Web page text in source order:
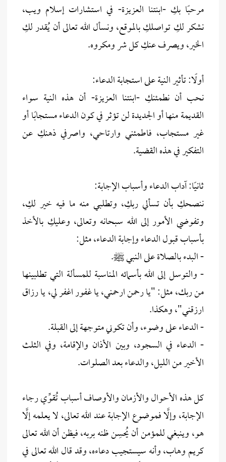
مرحبًا بكِ -ابنتنا العزيزة- في استشارات إسلام ويب،
نشكر لكِ تواصلكِ بالموقع، ونسأل الله تعالى أن يُقدر لكِ
الخير، ويصرف عنكِ كل شر ومكروه.
أولًا: تأثير النية على استجابة الدعاء:
نحب أن نطمئنكِ -ابنتنا العزيزة- أن هذه النية سواء
القديمة منها أو الجديدة لن تؤثر في كون الدعاء مستجابًا أو
غير مستجاب، فاطمئني وارتاحي، واصرفي ذهنكِ عن
التفكير في هذه القضية.
ثانيًا: آداب الدعاء وأسباب الإجابة:
ننصحكِ بأن تسألي ربكِ، وتطلبي منه ما فيه خير لكِ،
وتفوضي الأمور إلى الله سبحانه وتعالى، وعليكِ بالأخذ
بأسباب قبول الدعاء وإجابة الدعاء، مثل:
- البدء بالصلاة على النبي ﷺ.
- والتوسل إلى الله بأسمائه المناسبة للمسألة التي تطلبينها
من ربك، مثل: "يا رحمن ارحمني، يا غفور اغفر لي، يا رزاق
ارزقني"، وهكذا.
- الدعاء على وضوء، وأن تكوني متوجهة إلى القبلة.
- الدعاء في السجود، وبين الأذان والإقامة، وفي الثلث
الأخير من الليل، والدعاء بعد الصلوات.
كل هذه الأحوال والأزمان والأوصاف أسباب تُقوِّي رجاء
الإجابة، وإلَّا فموضوع الإجابة عند الله تعالى، لا يعلمه إلَّا
هو، وينبغي للمؤمن أن يُحسِن ظنه بربه، فيظن أن الله تعالى
كريم وهاب، وأنه سيستجيب دعاءه، وقد قال الله تعالى في